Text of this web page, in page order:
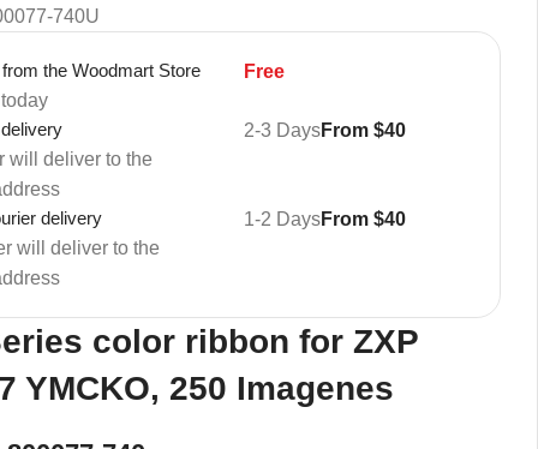
740U
the Woodmart Store
Free
will deliver to the
2-3 DaysFrom $40
delivery
will deliver to the
1-2 DaysFrom $40
color ribbon for ZXP
YMCKO, 250 Imagenes